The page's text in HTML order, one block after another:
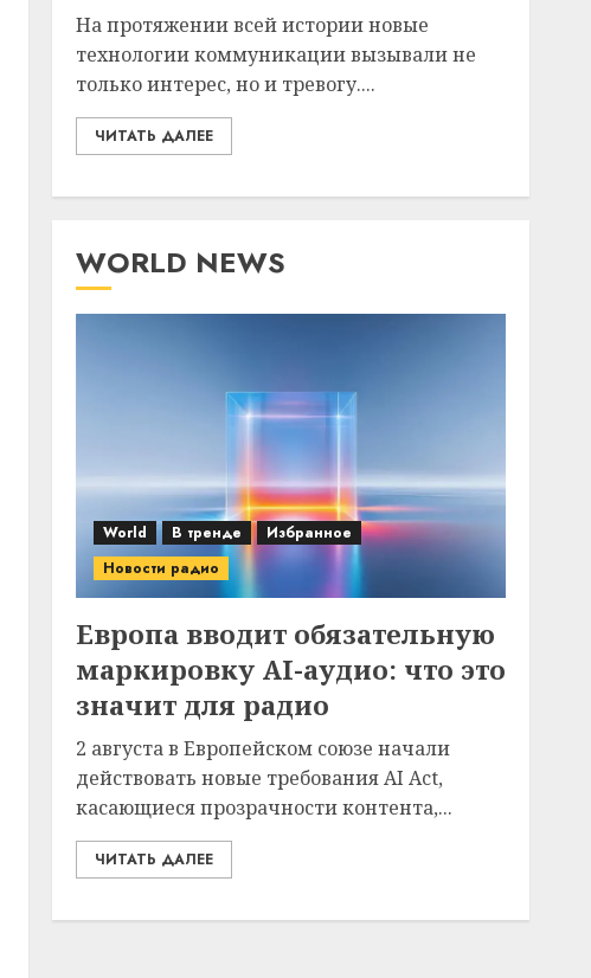
На протяжении всей истории новые
технологии коммуникации вызывали не
только интерес, но и тревогу....
ЧИТАТЬ ДАЛЕЕ
WORLD NEWS
World В тренде
Избранное
Новости радио
Европа вводит обязательную
маркировку AI-аудио: что это
значит для радио
2 августа в Европейском союзе начали
действовать новые требования AI Act,
касающиеся прозрачности контента,...
ЧИТАТЬ ДАЛЕЕ